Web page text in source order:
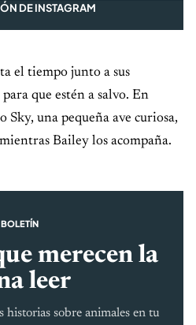
DE INSTAGRAM
el tiempo junto a sus
que estén a salvo. En
Sky, una pequeña ave curiosa,
Bailey los acompaña.
BOLETÍN
merecen la
leer
historias sobre animales en tu